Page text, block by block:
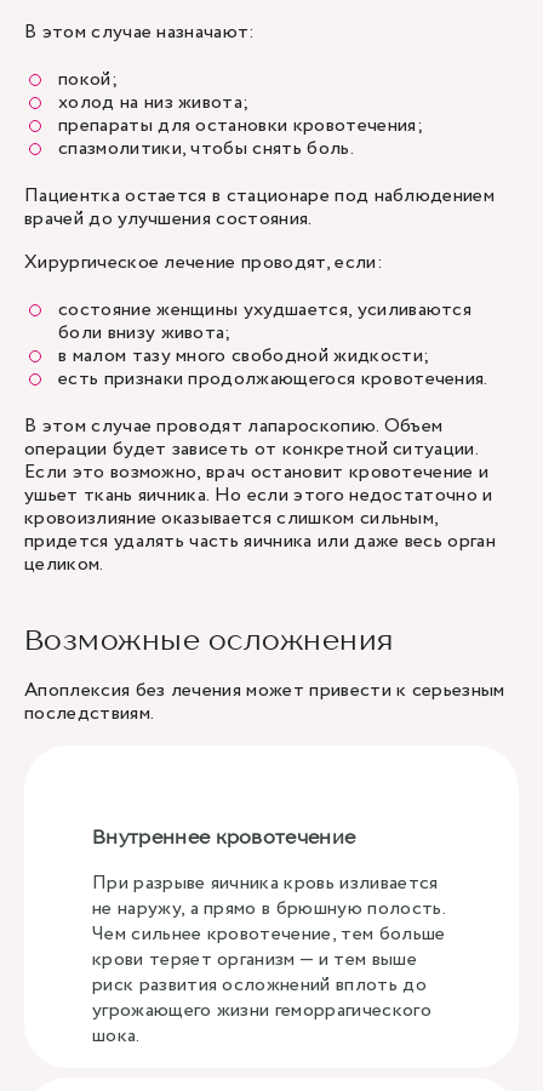
В этом случае назначают:
покой;
холод на низ живота;
препараты для остановки кровотечения;
спазмолитики, чтобы снять боль.
Пациентка остается в стационаре под наблюдением
врачей до улучшения состояния.
Хирургическое лечение проводят, если:
состояние женщины ухудшается, усиливаются
боли внизу живота;
в малом тазу много свободной жидкости;
есть признаки продолжающегося кровотечения.
В этом случае проводят лапароскопию. Объем
операции будет зависеть от конкретной ситуации.
Если это возможно, врач остановит кровотечение и
ушьет ткань яичника. Но если этого недостаточно и
кровоизлияние оказывается слишком сильным,
придется удалять часть яичника или даже весь орган
целиком.
Возможные осложнения
Апоплексия без лечения может привести к серьезным
последствиям.
Внутреннее кровотечение
При разрыве яичника кровь изливается
не наружу, а прямо в брюшную полость.
Чем сильнее кровотечение, тем больше
крови теряет организм — и тем выше
риск развития осложнений вплоть до
угрожающего жизни геморрагического
шока.